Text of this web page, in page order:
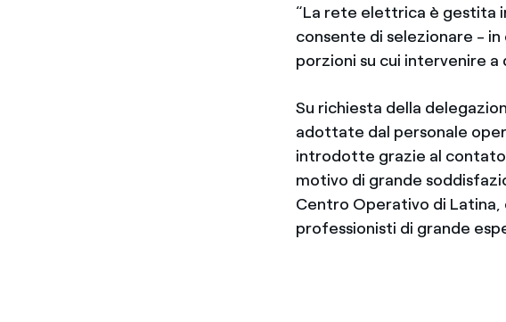
“La rete elettrica è gestita
consente di selezionare -
porzioni su cui intervenire a
Su richiesta della
adottate dal personale
introdotte grazie al
motivo di grande
Centro Operativo di Latina,
professionisti di grande